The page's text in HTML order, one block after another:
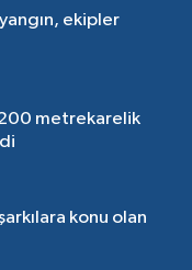
ekipler
metrekarelik
konu olan